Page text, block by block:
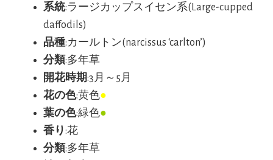
系統:ラージカップスイセン系(Large-cupped
daffodils)
品種:カールトン(narcissus ‘carlton’)
分類:多年草
開花時期:3月～5月
花の色:黄色●
葉の色:緑色●
香り:花
分類:多年草